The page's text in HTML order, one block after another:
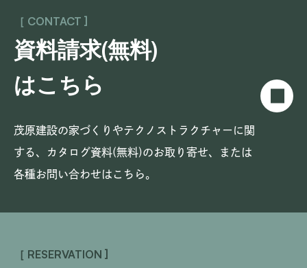
［ CONTACT ]
資料請求(無料)
はこちら
茂原建設の家づくりやテクノストラクチャーに関
する、
カタログ資料(無料)のお取り寄せ、または
各種お問い合わせはこちら。
［ RESERVATION ]